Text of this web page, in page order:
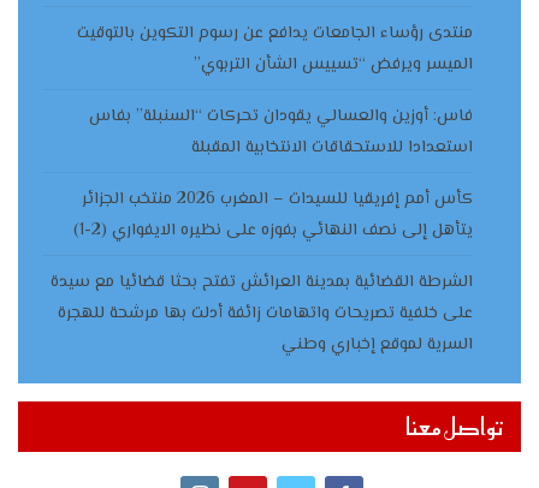
منتدى رؤساء الجامعات يدافع عن رسوم التكوين بالتوقيت
الميسر ويرفض “تسييس الشأن التربوي”
فاس: أوزين والعسالي يقودان تحركات “السنبلة” بفاس
استعدادا للاستحقاقات الانتخابية المقبلة
كأس أمم إفريقيا للسيدات – المغرب 2026 منتخب الجزائر
يتأهل إلى نصف النهائي بفوزه على نظيره الايفواري (2-1)
الشرطة القضائية بمدينة العرائش تفتح بحثا قضائيا مع سيدة
على خلفية تصريحات واتهامات زائفة أدلت بها مرشحة للهجرة
السرية لموقع إخباري وطني
تواصل معنا